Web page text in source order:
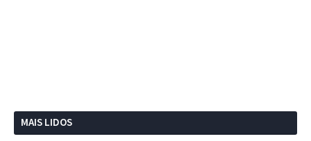
MAIS LIDOS